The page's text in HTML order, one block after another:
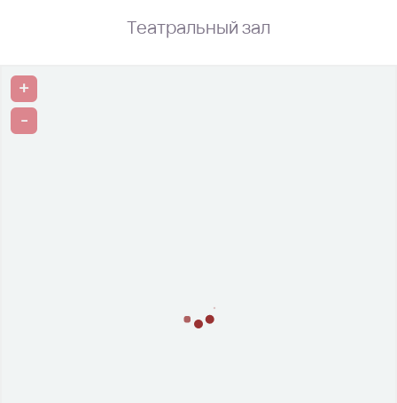
Театральный зал
+
-